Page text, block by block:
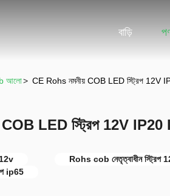
বাড়ি
আলো> CE Rohs নমনীয় COB LED স্ট্রিপ 12V
COB LED স্ট্রিপ 12V
12v
Rohs cob নেতৃত্বাধীন স্ট্রিপ
ip65